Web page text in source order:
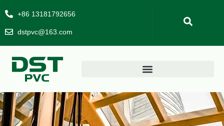
+86 13181792656
dstpvc@163.com